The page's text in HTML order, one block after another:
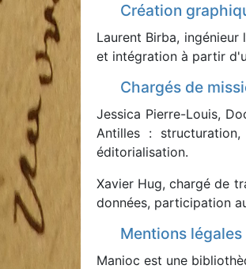
Création
Laurent Birba,
et intégration à partir
Chargés de
Jessica Pierre-Louis,
Antilles :
éditorialisation.
Xavier Hug, chargé de
données, participation
Mentions légales
Manioc est une